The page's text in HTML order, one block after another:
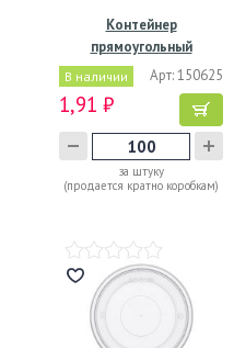
Контейнер
прямоугольный
108х82х25мм, 125 мл,…
В наличии Арт: 150625
1,91 ₽
за штуку
(продается кратно коробкам)